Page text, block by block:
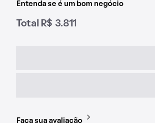
Entenda se é um bom negócio
Total R$ 3.811
Faça sua avaliação